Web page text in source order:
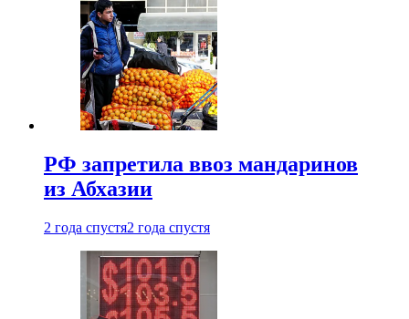
РФ запретила ввоз мандаринов
из Абхазии
2 года спустя2 года спустя